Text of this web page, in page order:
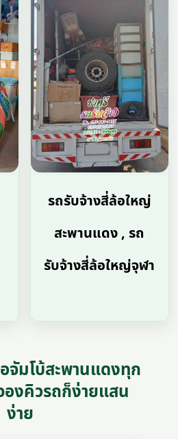
รถรับจ้างสี่ล้อใหญ่
สะพานแดง , รถ
รับจ้างสี่ล้อใหญ่จุฬา
จัมโบ้สะพานแดงทุก
องคิวรถก็ง่ายแสน
ง่าย